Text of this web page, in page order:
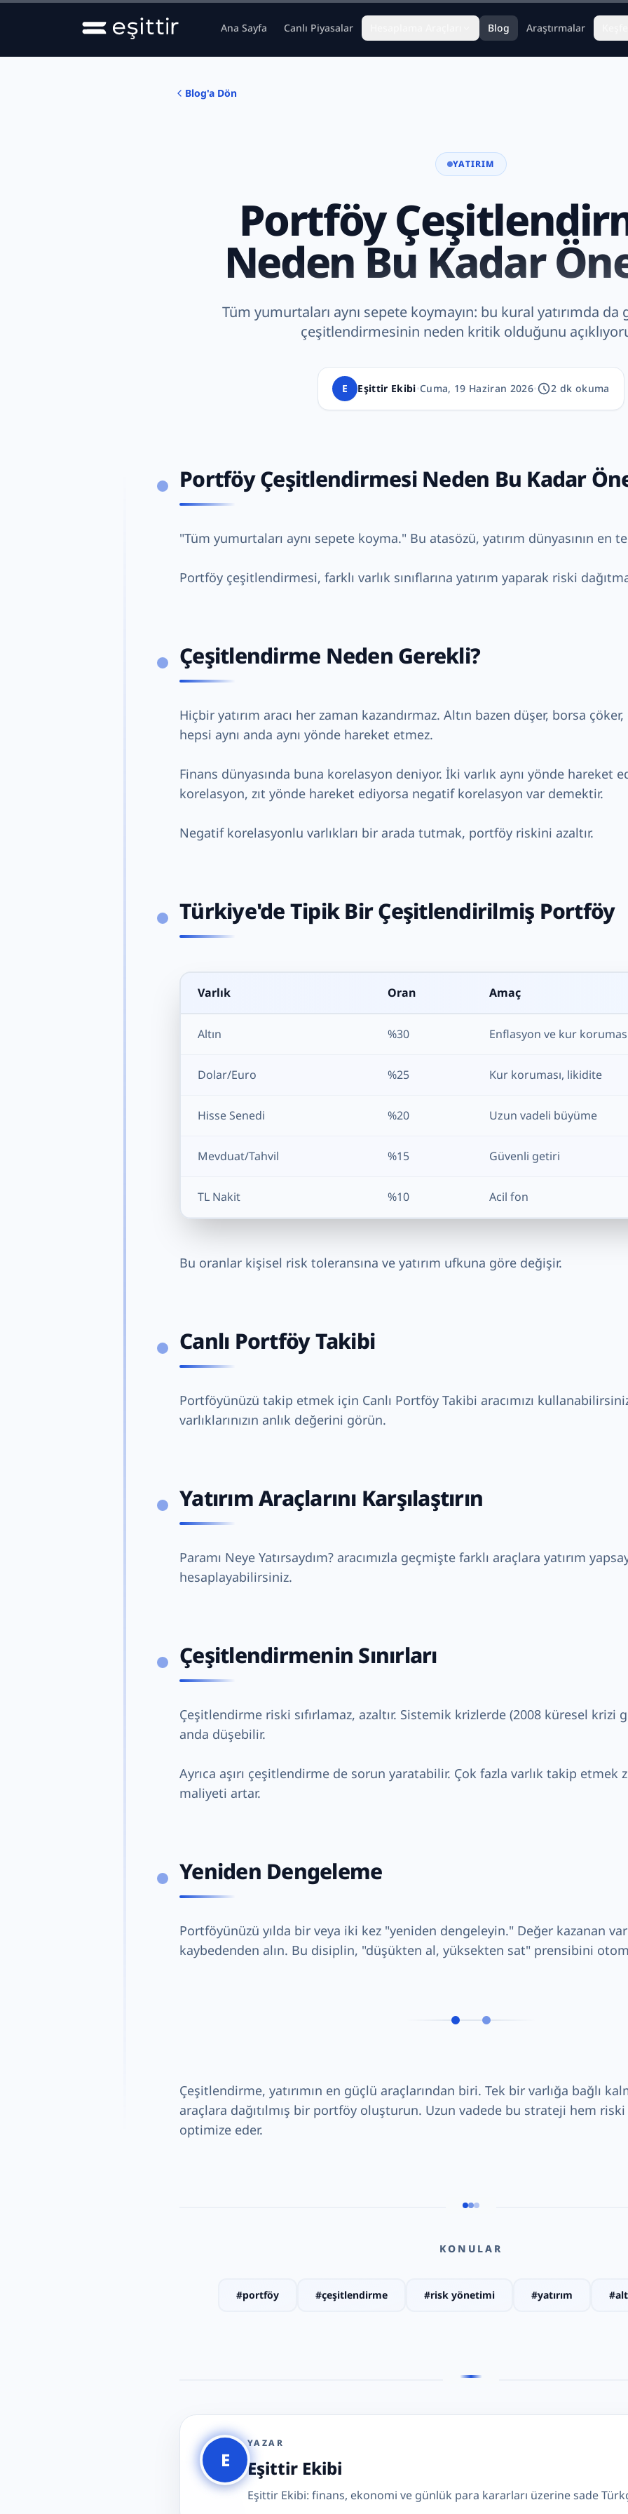
Ana içeriğe geç Ana Sayfa Canlı Piyasalar Blog Araştırmalar
Blog'a Dön
YATIRIM
Portföy
Neden Bu Kadar
Tüm yumurtaları aynı sepete koymayın: bu kural yatırımda
çeşitlendirmesinin neden kritik olduğunu
E Eşittir Ekibi•Cuma, 19 Haziran 2026• 2 dk okuma
Portföy Çeşitlendirmesi Neden Bu Kadar
"Tüm yumurtaları aynı sepete koyma." Bu atasözü, yatırım dünyasının en
Portföy çeşitlendirmesi, farklı varlık sınıflarına yatırım yaparak riski
Çeşitlendirme Neden Gerekli?
Hiçbir yatırım aracı her zaman kazandırmaz. Altın bazen düşer, borsa
hepsi aynı anda aynı yönde hareket etmez.
Finans dünyasında buna korelasyon deniyor. İki varlık aynı yönde hareket
korelasyon, zıt yönde hareket ediyorsa negatif korelasyon var demektir.
Negatif korelasyonlu varlıkları bir arada tutmak, portföy riskini azaltır.
Türkiye'de Tipik Bir Çeşitlendirilmiş Portföy
Varlık Oran Amaç
Altın %30 Enflasyon ve kur
Dolar/Euro %25 Kur koruması, likidite
Hisse Senedi %20 Uzun vadeli büyüme
Mevduat/Tahvil %15 Güvenli getiri
TL Nakit %10 Acil fon
Bu oranlar kişisel risk toleransına ve yatırım ufkuna göre değişir.
Canlı Portföy Takibi
Portföyünüzü takip etmek için Canlı Portföy Takibi aracımızı
varlıklarınızın anlık değerini görün.
Yatırım Araçlarını Karşılaştırın
Paramı Neye Yatırsaydım? aracımızla geçmişte farklı araçlara yatırım
hesaplayabilirsiniz.
Çeşitlendirmenin Sınırları
Çeşitlendirme riski sıfırlamaz, azaltır. Sistemik krizlerde (2008 küresel krizi
anda düşebilir.
Ayrıca aşırı çeşitlendirme de sorun yaratabilir. Çok fazla varlık takip etmek
maliyeti artar.
Yeniden Dengeleme
Portföyünüzü yılda bir veya iki kez "yeniden dengeleyin." Değer kazanan
kaybedenden alın. Bu disiplin, "düşükten al, yüksekten sat" prensibini
Çeşitlendirme, yatırımın en güçlü araçlarından biri. Tek bir varlığa bağlı
araçlara dağıtılmış bir portföy oluşturun. Uzun vadede bu strateji hem
optimize eder.
KONULAR
#portföy #çeşitlendirme #risk yönetimi #yatırım #
E
YAZAR
Eşittir Ekibi
Eşittir Ekibi: finans, ekonomi ve günlük para kararları üzerine sade